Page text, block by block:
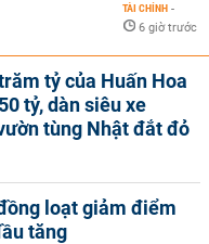
TÀI CHÍNH -
6 giờ trước
tỷ của Huấn Hoa
tỷ, dàn siêu xe
tùng Nhật đắt đỏ
loạt giảm điểm
tăng